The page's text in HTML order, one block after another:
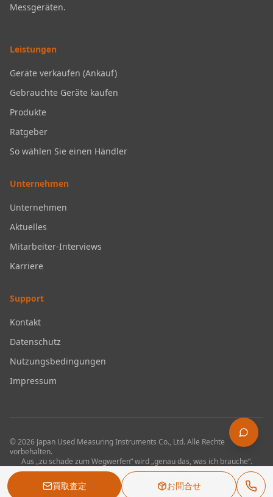
買取査定 お問合せ
Messgeräten.
Leistungen
Geräte verkaufen (Ankauf)
Gebrauchte Geräte kaufen
Produkte
Ratgeber
So wählen Sie einen Händler
Unternehmen
Unternehmen
Aktuelles
Mitarbeiter-Interviews
Karriere
Support
Kontakt
Datenschutz
Nutzungsbedingungen
Impressum
©2026 Japan Used Measuring Instruments Co., Ltd. Alle Rechte
vorbehalten.
Aus „zu schade zum Wegwerfen“ wird „genau das, was ich brauche“.
Branchenführendes Volumen an gebrauchten Messgeräten.